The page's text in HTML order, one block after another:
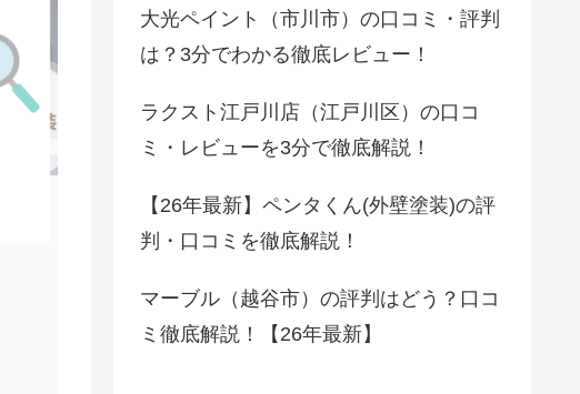
大光ペイント（市川市）の口コミ・評判
は？3分でわかる徹底レビュー！
ラクスト江戸川店（江戸川区）の口コ
ミ・レビューを3分で徹底解説！
【26年最新】ペンタくん(外壁塗装)の評
判・口コミを徹底解説！
マーブル（越谷市）の評判はどう？口コ
ミ徹底解説！【26年最新】